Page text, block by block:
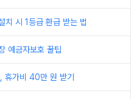
치 시 1등급 환급 받는 법
예금자보호 꿀팁
휴가비 40만 원 받기